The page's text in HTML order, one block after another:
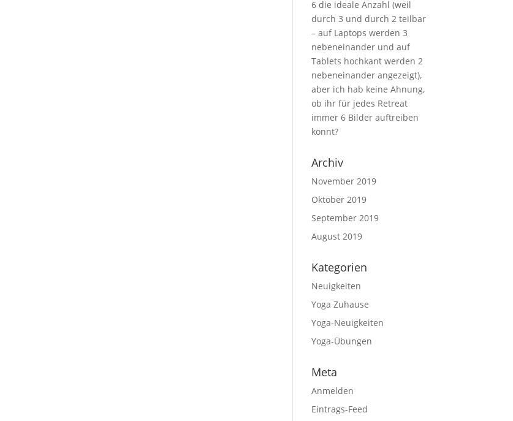
6 die ideale Anzahl (weil
durch 3 und durch 2 teilbar
– auf Laptops werden 3
nebeneinander und auf
Tablets hochkant werden 2
nebeneinander angezeigt),
aber ich hab keine Ahnung,
ob ihr für jedes Retreat
immer 6 Bilder auftreiben
könnt?
Archiv
November 2019
Oktober 2019
September 2019
August 2019
Kategorien
Neuigkeiten
Yoga Zuhause
Yoga-Neuigkeiten
Yoga-Übungen
Meta
Anmelden
Eintrags-Feed